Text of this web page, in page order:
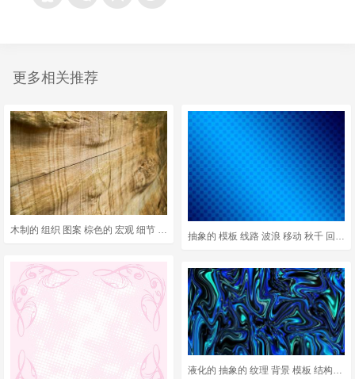
更多相关推荐
木制的 组织 图案 棕色的 宏观 细节 旧 木头 木材 背景
抽象的 模板 线路 波浪 移动 秋千 回转 圆圈 光 背景